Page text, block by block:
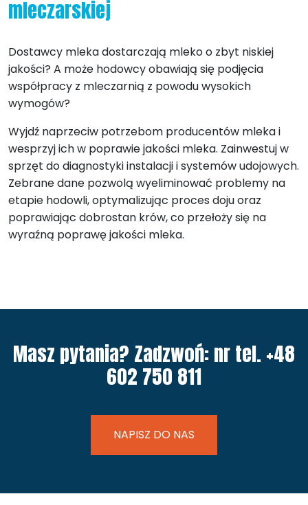
mleczarskiej
Dostawcy mleka dostarczają mleko o zbyt niskiej
jakości? A może hodowcy obawiają się podjęcia
współpracy z mleczarnią z powodu wysokich
wymogów?
Wyjdź naprzeciw potrzebom producentów mleka i
wesprzyj ich w poprawie jakości mleka. Zainwestuj w
sprzęt do diagnostyki instalacji i systemów udojowych.
Zebrane dane pozwolą wyeliminować problemy na
etapie hodowli, optymalizując proces doju oraz
poprawiając dobrostan krów, co przełoży się na
wyraźną poprawę jakości mleka.
Masz pytania? Zadzwoń: nr tel. +48
602 750 811
NAPISZ DO NAS